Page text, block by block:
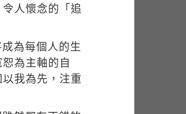
人懷念的「追
為每個人的生
為主軸的自
我為先，注重